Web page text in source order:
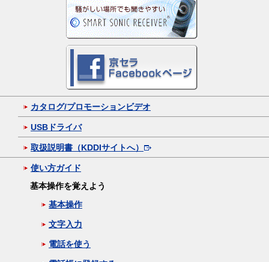
カタログ/プロモーションビデオ
USBドライバ
取扱説明書（KDDIサイトへ）
使い方ガイド
基本操作を覚えよう
基本操作
文字入力
電話を使う